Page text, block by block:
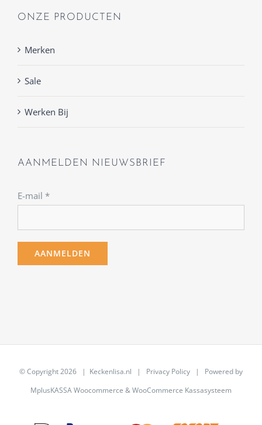
ONZE PRODUCTEN
Merken
Sale
Werken Bij
AANMELDEN NIEUWSBRIEF
E-mail *
© Copyright2026 | Keckenlisa.nl | Privacy Policy | Powered by
MplusKASSA Woocommerce &WooCommerce Kassasysteem